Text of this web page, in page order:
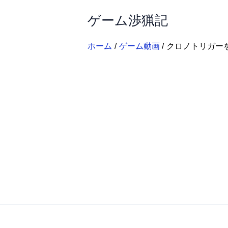
ゲーム渉猟記
ホーム ゲーム動画 クロノトリガー